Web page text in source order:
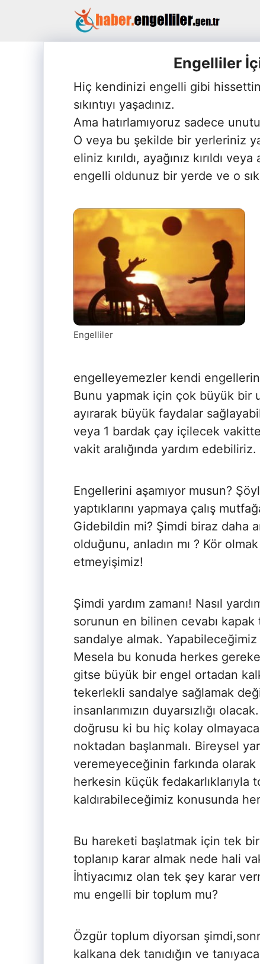
Engelliler
Hiç kendinizi engelli gibi
sıkıntıyı yaşadınız.
Ama hatırlamıyoruz sadece
O veya bu şekilde bir yerleriniz
eliniz kırıldı, ayağınız kırıldı
engelli oldunuz bir yerde ve o
Engelliler
engelleyemezler kendi
Bunu yapmak için çok büyük bir
ayırarak büyük faydalar
veya 1 bardak çay içilecek
vakit aralığında yardım edebiliriz.
Engellerini aşamıyor musun?
yaptıklarını yapmaya çalış
Gidebildin mi? Şimdi biraz daha
olduğunu, anladın mı ? Kör
etmeyişimiz!
Şimdi yardım zamanı! Nasıl
sorunun en bilinen cevabı
sandalye almak.
Mesela bu konuda herkes
gitse büyük bir engel ortadan
tekerlekli sandalye sağlamak
insanlarımızın duyarsızlığı
doğrusu ki bu hiç kolay
noktadan başlanmalı. Bireysel
veremeyeceğinin farkında
herkesin küçük
kaldırabileceğimiz konusunda
Bu hareketi başlatmak için tek
toplanıp karar almak nede hali
İhtiyacımız olan tek şey karar
mu engelli bir toplum mu?
Özgür toplum diyorsan
kalkana dek tanıdığın ve